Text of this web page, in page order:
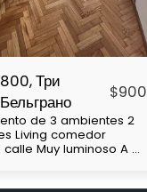
Три
$900
de 3 ambientes 2
Living comedor
Muy luminoso A 4